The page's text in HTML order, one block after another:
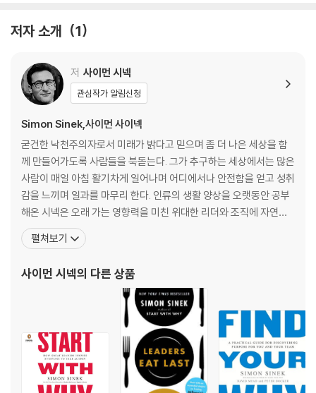
s. Sinek explains what it truly takes to lead and inspire and ho
9. Know WHY. Know HOW. Then WHAT? 154
160
Part 5 The Biggest Challenge is Success
11. When WHY goes Fuzzy 175
12. Split Happens 183
Part 6 Discover Why
13. The Origins of a WHY 209
14. The New Competition 222
Acknowledgments 227
Notes 233
저자 소개 1
저 사이먼 시넥
관심작가 알림신청
Simon Sinek,사이먼 사이넥
굳건한 낙천주의자로서 미래가 밝다고 믿으며 좀 더 나은 세상을 함
께 만들어가도록 사람들을 북돋는다. 그가 추구하는 세상에서는 많은
사람이 매일 아침 활기차게 일어나며 어디에서나 안전함을 얻고 성취
감을 느끼며 일과를 마무리 한다. 인류의 생활 양상을 오랫동안 공부
해온 시넥은 오래 가는 영향력을 미친 위대한 리더와 조직에 자연스
럽게 매료 되었고, 그들을 수년간 연구한 끝에 사고방식과 행동양식
그리고 환경에서 사람들의 타고난 특성을 조정하는 패턴을 발견했다.
알려지며 기업 경영과 리더십에 관한 시넥의 독특하고
펼쳐보기
사이먼 시넥의 다른 상품